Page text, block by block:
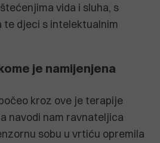
vida i sluha, s
te djeci s intelektualnim
je namijenjena
kroz ove je terapije
navodi nam ravnateljica
sobu u vrtiću opremila